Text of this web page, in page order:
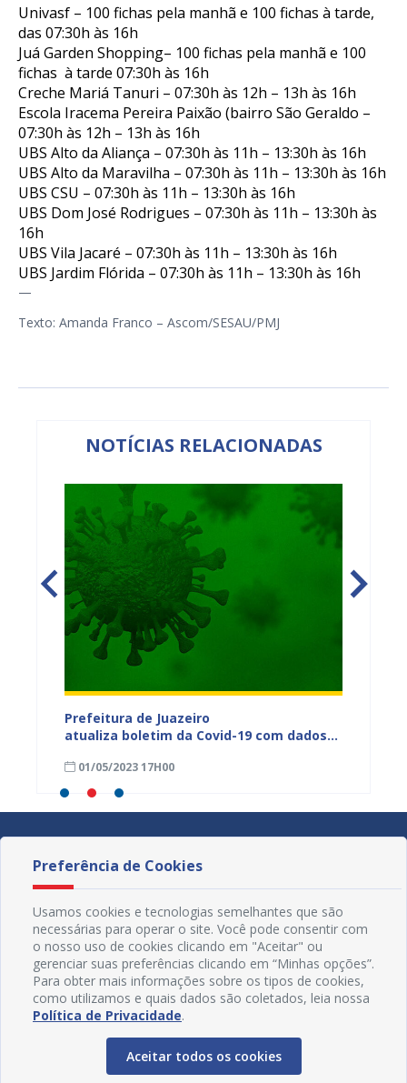
Univasf – 100 fichas pela manhã e 100 fichas à tarde,
das 07:30h às 16h
Juá Garden Shopping– 100 fichas pela manhã e 100
fichas à tarde 07:30h às 16h
Creche Mariá Tanuri – 07:30h às 12h – 13h às 16h
Escola Iracema Pereira Paixão (bairro São Geraldo –
07:30h às 12h – 13h às 16h
UBS Alto da Aliança – 07:30h às 11h – 13:30h às 16h
UBS Alto da Maravilha – 07:30h às 11h – 13:30h às 16h
UBS CSU – 07:30h às 11h – 13:30h às 16h
UBS Dom José Rodrigues – 07:30h às 11h – 13:30h às
16h
UBS Vila Jacaré – 07:30h às 11h – 13:30h às 16h
UBS Jardim Flórida – 07:30h às 11h – 13:30h às 16h
—
Texto: Amanda Franco – Ascom/SESAU/PMJ
NOTÍCIAS RELACIONADAS
Prefeitura de Juazeiro
atualiza boletim da Covid-19 com dados
01/05/2023 17H00
Redes Sociais
Preferência de Cookies
Usamos cookies e tecnologias semelhantes que são
necessárias para operar o site. Você pode consentir com
o nosso uso de cookies clicando em "Aceitar" ou
gerenciar suas preferências clicando em “Minhas opções”.
Para obter mais informações sobre os tipos de cookies,
como utilizamos e quais dados são coletados, leia nossa
Política de Privacidade.
Aceitar todos os cookies